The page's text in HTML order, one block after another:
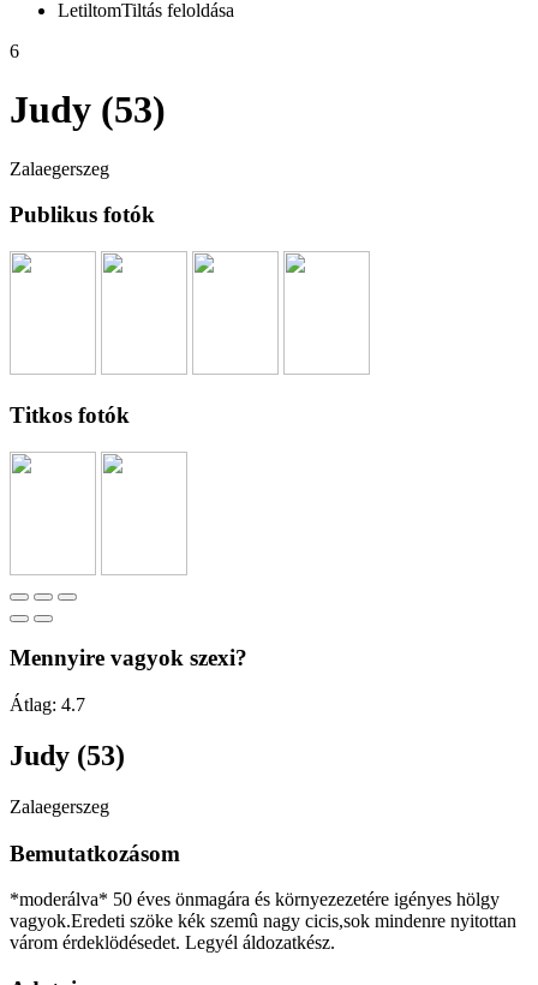
LetiltomTiltás feloldása
6
Judy (53)
Zalaegerszeg
Publikus fotók
Titkos fotók
Mennyire vagyok szexi?
Átlag: 4.7
Judy (53)
Zalaegerszeg
Bemutatkozásom
*moderálva* 50 éves önmagára és környezezetére igényes hölgy
vagyok.Eredeti szöke kék szemû nagy cicis,sok mindenre nyitottan
várom érdeklödésedet. Legyél áldozatkész.